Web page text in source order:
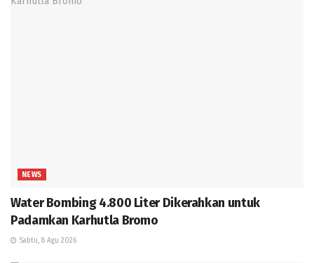
NEWS
Water Bombing 4.800 Liter Dikerahkan untuk
Padamkan Karhutla Bromo
Sabtu, 8 Agu 2026